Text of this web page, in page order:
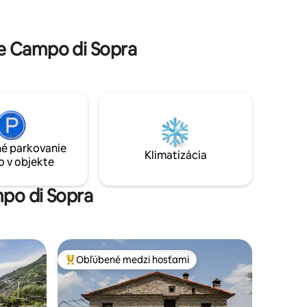
Campo di Sopra
parkovanie
v objekte
Klimatizácia
di Sopra
Najobľúbenejšie medzi hosťami
Obľúbené medzi hosťami